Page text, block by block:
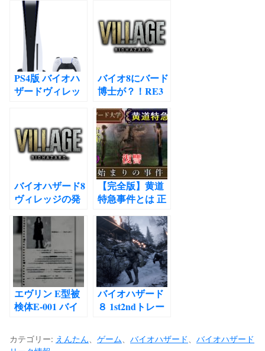
official
announcement
シャルプログラ
ムのバイオハザ
ードヴィレッジ
考察 感想 最新リ
ーク情報 バイオ
ハザード8
る！ 東京ゲーム
ショウ 2020 オン
ラインの配信日
PS4版 バイオハ
ザードヴィレッ
位互換 考察
バイオ8にバード
博士が？！RE3
伏線か？バイオ
ハザードヴィレ
ッジリーク雑談
考察
バイオハザード8
ヴィレッジの発
の？ 予約特典 発
売されるプラッ
トホームや価格
予約特典 追加
DLC最新公式情
報まとめ 2021年
1月時点リーク
PS4 PS5
【完全版】黄道
特急事件とは 正
説 ラクーン事件
バイオハザード0
レベッカとビリ
ーの協力 アルバ
ートウェスカー
とウィリアムバ
ーキンの暗躍 ジ
ェームスマーカ
1998年
エヴリン E型被
検体E-001 バイ
タバレ時系列考
察解説
バイオハザード
８ 1st2ndトレー
た結果 ヴィレッ
ジ Resident Evil8
カテゴリー: えんたん ゲーム バイオハザード
バイオハザード